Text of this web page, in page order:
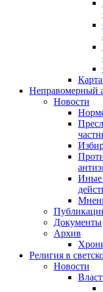
Неправомерный
Новости
Иные
Документы
Архив
Религия в
Новости